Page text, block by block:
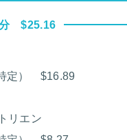
分 $25.16
定） $16.89
リエン